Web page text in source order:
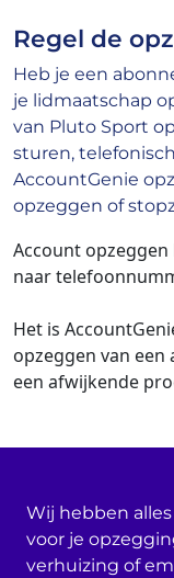
Regel de
Heb je een
je lidmaatschap
van Pluto Sport
sturen,
AccountGenie
opzeggen of
Account
naar
Het is
opzeggen van
een afwijkende
Wij hebben
voor je
verhuizing of